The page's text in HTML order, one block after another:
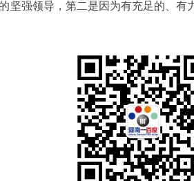
坚强领导，第二是因为有充足的、有